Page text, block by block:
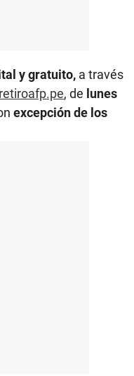
y gratuito, a través
, de lunes
excepción de los